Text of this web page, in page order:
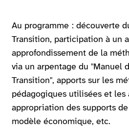
Au programme : découverte
Transition, participation à un
approfondissement de la
via un arpentage du "Manuel
Transition", apports sur les
pédagogiques utilisées et les
appropriation des supports
modèle économique, etc.